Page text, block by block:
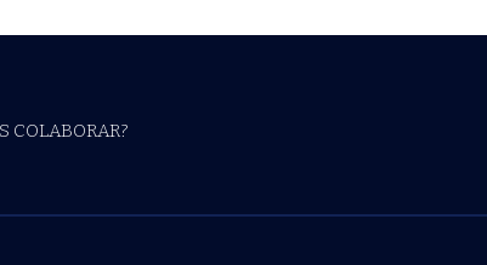
COLABORAR?